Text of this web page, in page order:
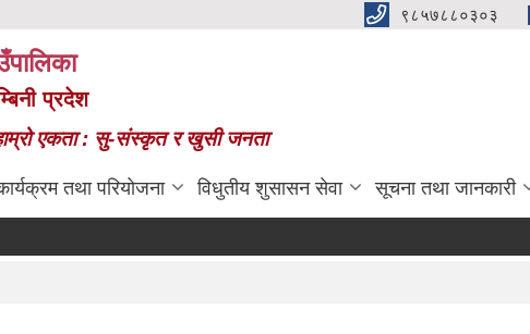
९८५७८८०३०३
प्रदेश
एकता : सु-संस्कृत र खुसी जनता
तथा परियोजना विधुतीय शुसासन सेवा सूचना तथा जानकारी